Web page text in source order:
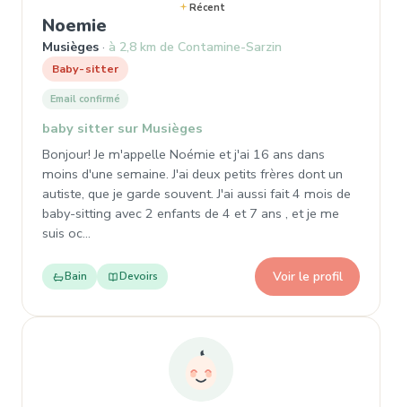
Récent
Noemie
Musièges à 2,8 km de Contamine-Sarzin
Baby-sitter
Email confirmé
baby sitter sur Musièges
Bonjour! Je m'appelle Noémie et j'ai 16 ans dans
moins d'une semaine. J'ai deux petits frères dont un
autiste, que je garde souvent. J'ai aussi fait 4 mois de
baby-sitting avec 2 enfants de 4 et 7 ans , et je me
suis oc…
Bain Devoirs Voir le profil